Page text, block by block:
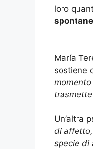
loro
María
sostiene
Un’altra
di affetto,
specie di